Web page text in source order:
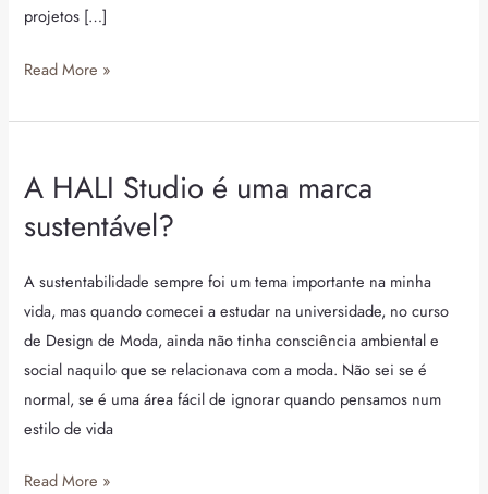
projetos […]
Read More »
A HALI Studio é uma marca
sustentável?
A sustentabilidade sempre foi um tema importante na minha
vida, mas quando comecei a estudar na universidade, no curso
de Design de Moda, ainda não tinha consciência ambiental e
social naquilo que se relacionava com a moda. Não sei se é
normal, se é uma área fácil de ignorar quando pensamos num
estilo de vida
A
Studio
é
uma
marca
sustentável?
Read More »